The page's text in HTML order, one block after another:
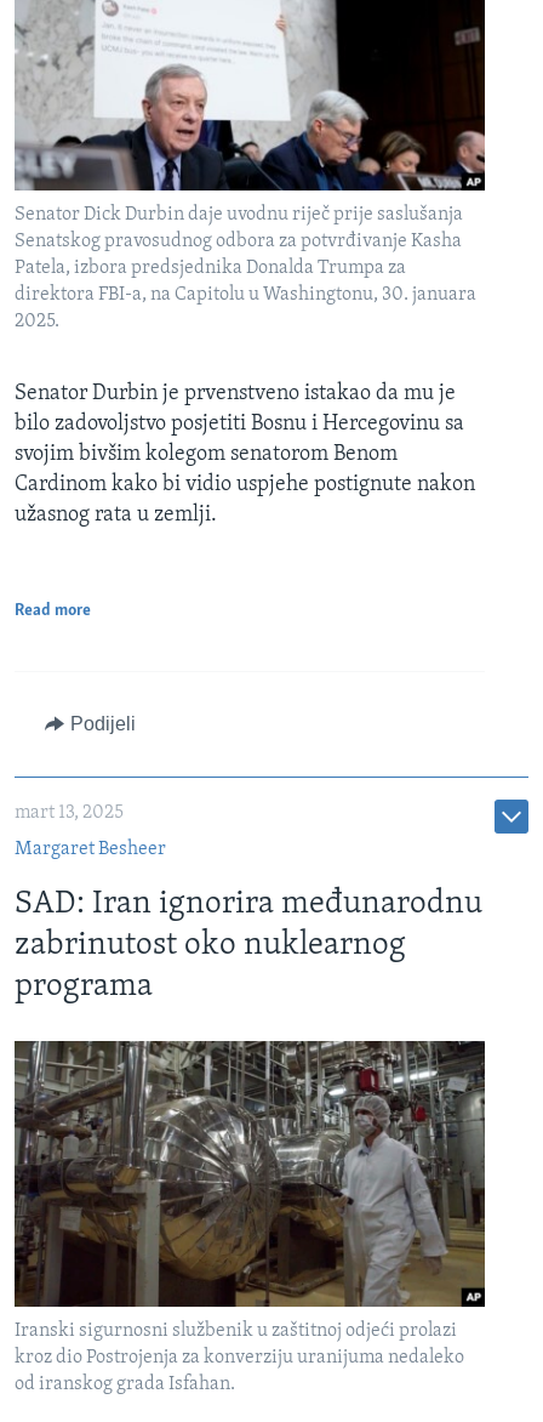
Senator Dick Durbin daje uvodnu riječ prije saslušanja
Senatskog pravosudnog odbora za potvrđivanje Kasha
Patela, izbora predsjednika Donalda Trumpa za
direktora FBI-a, na Capitolu u Washingtonu, 30. januara
2025.
Senator Durbin je prvenstveno istakao da mu je
bilo zadovoljstvo posjetiti Bosnu i Hercegovinu sa
svojim bivšim kolegom senatorom Benom
Cardinom kako bi vidio uspjehe postignute nakon
užasnog rata u zemlji.
Read more
Podijeli
mart 13, 2025
Margaret Besheer
SAD: Iran ignorira međunarodnu
zabrinutost oko nuklearnog
programa
Iranski sigurnosni službenik u zaštitnoj odjeći prolazi
kroz dio Postrojenja za konverziju uranijuma nedaleko
od iranskog grada Isfahan.